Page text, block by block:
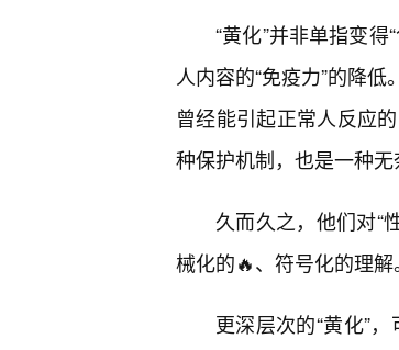
“黄化”并非单指变
人内容的“免疫力”的降
曾经能引起正常人反应
种保护机制，也是一种无
久而久之，他们对“
械化的🔥、符号化的理解
更深层次的“黄化”